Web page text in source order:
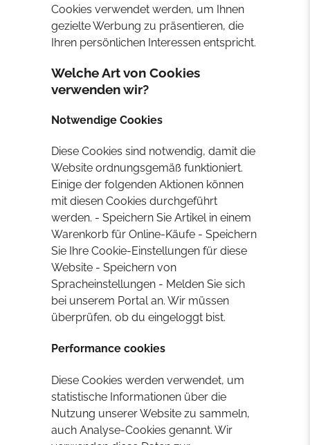
Cookies verwendet werden, um Ihnen
gezielte Werbung zu präsentieren, die
Ihren persönlichen Interessen entspricht.
Welche Art von Cookies
verwenden wir?
Notwendige Cookies
Diese Cookies sind notwendig, damit die
Website ordnungsgemäß funktioniert.
Einige der folgenden Aktionen können
mit diesen Cookies durchgeführt
werden. - Speichern Sie Artikel in einem
Warenkorb für Online-Käufe - Speichern
Sie Ihre Cookie-Einstellungen für diese
Website - Speichern von
Spracheinstellungen - Melden Sie sich
bei unserem Portal an. Wir müssen
überprüfen, ob du eingeloggt bist.
Performance cookies
Diese Cookies werden verwendet, um
statistische Informationen über die
Nutzung unserer Website zu sammeln,
auch Analyse-Cookies genannt. Wir